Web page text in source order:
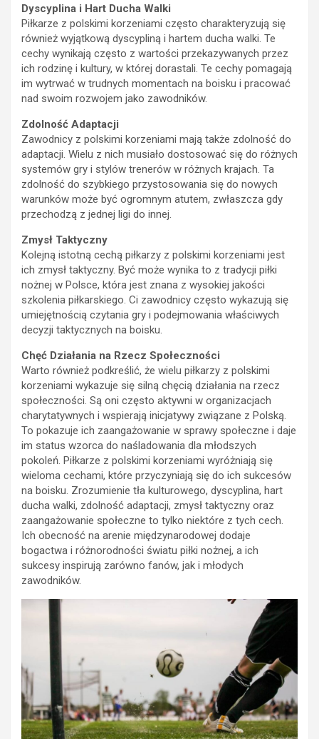
Dyscyplina i Hart Ducha Walki
Piłkarze z polskimi korzeniami często charakteryzują się
również wyjątkową dyscypliną i hartem ducha walki. Te
cechy wynikają często z wartości przekazywanych przez
ich rodzinę i kultury, w której dorastali. Te cechy pomagają
im wytrwać w trudnych momentach na boisku i pracować
nad swoim rozwojem jako zawodników.
Zdolność Adaptacji
Zawodnicy z polskimi korzeniami mają także zdolność do
adaptacji. Wielu z nich musiało dostosować się do różnych
systemów gry i stylów trenerów w różnych krajach. Ta
zdolność do szybkiego przystosowania się do nowych
warunków może być ogromnym atutem, zwłaszcza gdy
przechodzą z jednej ligi do innej.
Zmysł Taktyczny
Kolejną istotną cechą piłkarzy z polskimi korzeniami jest
ich zmysł taktyczny. Być może wynika to z tradycji piłki
nożnej w Polsce, która jest znana z wysokiej jakości
szkolenia piłkarskiego. Ci zawodnicy często wykazują się
umiejętnością czytania gry i podejmowania właściwych
decyzji taktycznych na boisku.
Chęć Działania na Rzecz Społeczności
Warto również podkreślić, że wielu piłkarzy z polskimi
korzeniami wykazuje się silną chęcią działania na rzecz
społeczności. Są oni często aktywni w organizacjach
charytatywnych i wspierają inicjatywy związane z Polską.
To pokazuje ich zaangażowanie w sprawy społeczne i daje
im status wzorca do naśladowania dla młodszych
pokoleń. Piłkarze z polskimi korzeniami wyróżniają się
wieloma cechami, które przyczyniają się do ich sukcesów
na boisku. Zrozumienie tła kulturowego, dyscyplina, hart
ducha walki, zdolność adaptacji, zmysł taktyczny oraz
zaangażowanie społeczne to tylko niektóre z tych cech.
Ich obecność na arenie międzynarodowej dodaje
bogactwa i różnorodności światu piłki nożnej, a ich
sukcesy inspirują zarówno fanów, jak i młodych
zawodników.